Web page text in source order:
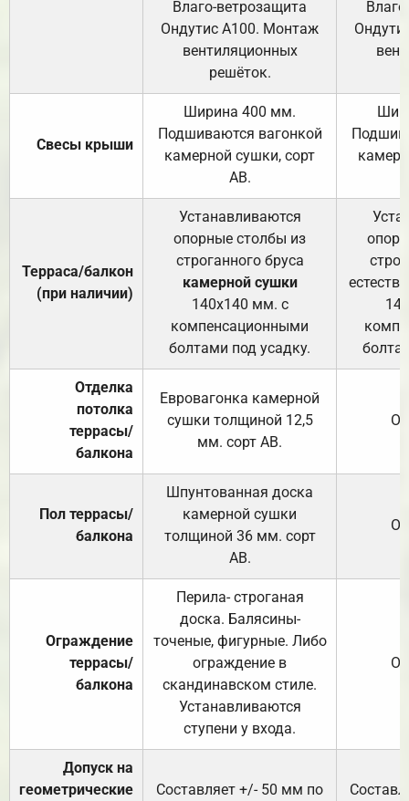
Влаго-ветрозащита
Ондутис А100. Монтаж
вентиляционных
решёток.
Свесы крыши
Ширина 400 мм.
Подшиваются вагонкой
камерной сушки, сорт
АВ.
Терраса/балкон
(при наличии)
Устанавливаются
опорные столбы из
строганного бруса
камерной сушки
140х140 мм. с
компенсационными
болтами под усадку.
Отделка
потолка
террасы/
балкона
Евровагонка камерной
сушки толщиной 12,5
мм. сорт АВ.
Пол террасы/
балкона
Шпунтованная доска
камерной сушки
толщиной 36 мм. сорт
АВ.
Ограждение
террасы/
балкона
Перила- строганая
доска. Балясины-
точеные, фигурные. Либо
ограждение в
скандинавском стиле.
Устанавливаются
ступени у входа.
Допуск на
геометрические
Составляет +/- 50 мм по